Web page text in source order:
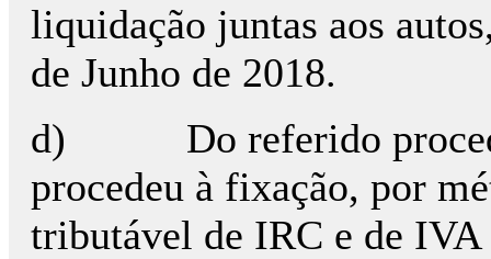
liquidação juntas aos
de Junho de 2018.
d)
Do referido
procedeu à fixação, por
tributável de IRC e de IVA